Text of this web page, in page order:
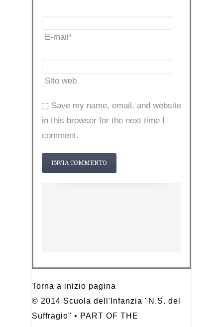
E-mail*
Sito web
Save my name, email, and website
in this browser for the next time I
comment.
Torna a inizio pagina
© 2014 Scuola dell'Infanzia "N.S. del
Suffragio" • PART OF THE